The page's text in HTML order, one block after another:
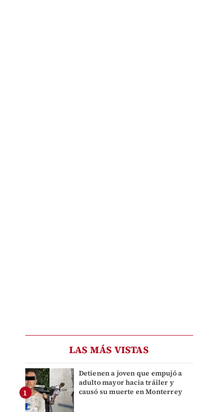
LAS MÁS VISTAS
Detienen a joven que empujó a
adulto mayor hacia tráiler y
causó su muerte en Monterrey